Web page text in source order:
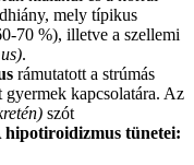
mely típikus
70 %), illetve a szellemi
.
rámutatott a strúmás
gyermek kapcsolatára. Az
szót
hipotiroidizmus tünetei: